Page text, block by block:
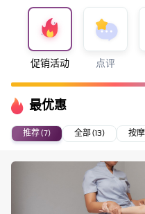
促销活动 点评
最优惠
推荐 (7) 全部 (13) 按